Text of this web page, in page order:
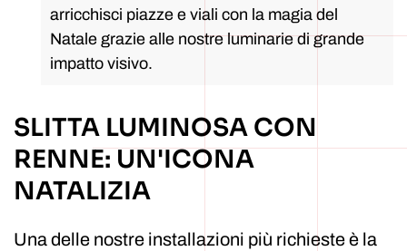
arricchisci piazze e viali con la magia del
Natale grazie alle nostre luminarie di grande
impatto visivo.
SLITTA LUMINOSA CON
RENNE: UN'ICONA
NATALIZIA
Una delle nostre installazioni più richieste è la